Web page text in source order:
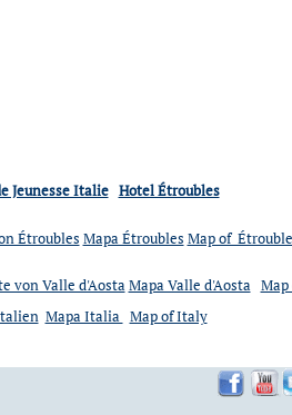
Jeunesse Italie Hotel Étroubles
Étroubles Mapa Étroubles Map of
von Valle d'AostaMapa Valle d'Aosta
Mapa Italia Map of Italy